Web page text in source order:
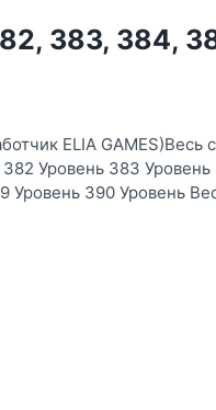
383, 384,
ELIA GAMES)Весь
Уровень 383
390 Уровень